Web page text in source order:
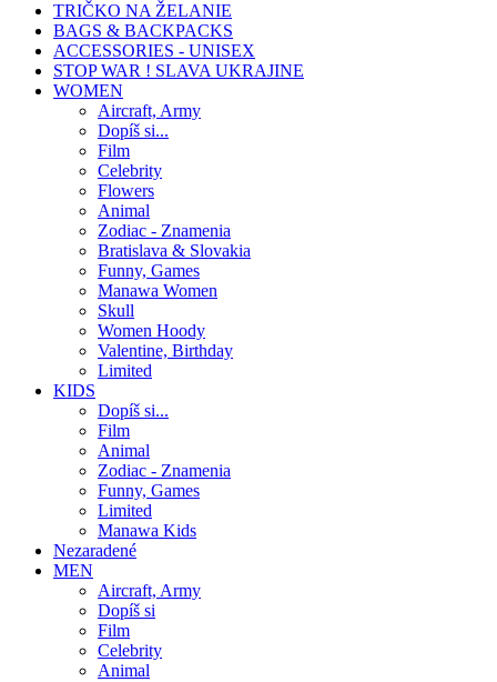
TRIČKO NA ŽELANIE
BAGS & BACKPACKS
ACCESSORIES - UNISEX
STOP WAR ! SLAVA UKRAJINE
WOMEN
Aircraft, Army
Dopíš si...
Film
Celebrity
Flowers
Animal
Zodiac - Znamenia
Bratislava & Slovakia
Funny, Games
Manawa Women
Skull
Women Hoody
Valentine, Birthday
Limited
KIDS
Dopíš si...
Film
Animal
Zodiac - Znamenia
Funny, Games
Limited
Manawa Kids
Nezaradené
MEN
Aircraft, Army
Dopíš si
Film
Celebrity
Animal